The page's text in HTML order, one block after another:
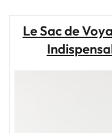
Le Sac de